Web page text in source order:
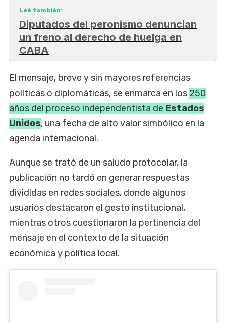
Leé también:
Diputados del peronismo denuncian
un freno al derecho de huelga en
CABA
El mensaje, breve y sin mayores referencias
políticas o diplomáticas, se enmarca en los 250
años del proceso independentista de Estados
Unidos, una fecha de alto valor simbólico en la
agenda internacional.
Aunque se trató de un saludo protocolar, la
publicación no tardó en generar respuestas
divididas en redes sociales, donde algunos
usuarios destacaron el gesto institucional,
mientras otros cuestionaron la pertinencia del
mensaje en el contexto de la situación
económica y política local.